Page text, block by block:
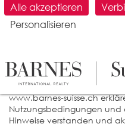
Willkommen auf der Website
Unternehmens BARNES SUISSE
Allgemeines
Durch den Zugriff auf die
www.barnes-suisse.ch
Nutzungsbedingungen
Hinweise verstanden und
Alle akzeptieren
Personalisieren